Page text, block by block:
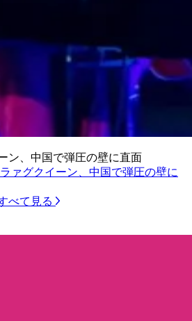
ン、中国で弾圧の壁に直面
ァグクイーン、中国で弾圧の壁に
べて見る